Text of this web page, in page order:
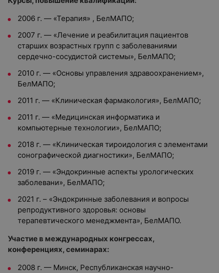
2006 г. — «Терапия» , БелМАПО;
2007 г. — «Лечение и реабилитация пациентов
старших возрастных групп с заболеваниями
сердечно-сосудистой системы», БелМАПО;
2010 г. — «Основы управления здравоохранением»,
БелМАПО;
2011 г. — «Клиническая фармакология», БелМАПО;
2011 г. — «Медицинская информатика и
компьютерные технологии», БелМАПО;
2018 г. — «Клиническая тироидология с элементами
сонографической диагностики», БелМАПО;
2019 г. — «Эндокринные аспекты урологических
заболевани», БелМАПО;
2021 г. – «Эндокринные заболевания и вопросы
репродуктивного здоровья: основы
терапевтического менеджмента», БелМАПО.
Участие в международных конгрессах,
конференциях, семинарах:
2008 г. — Минск, Республиканская научно-